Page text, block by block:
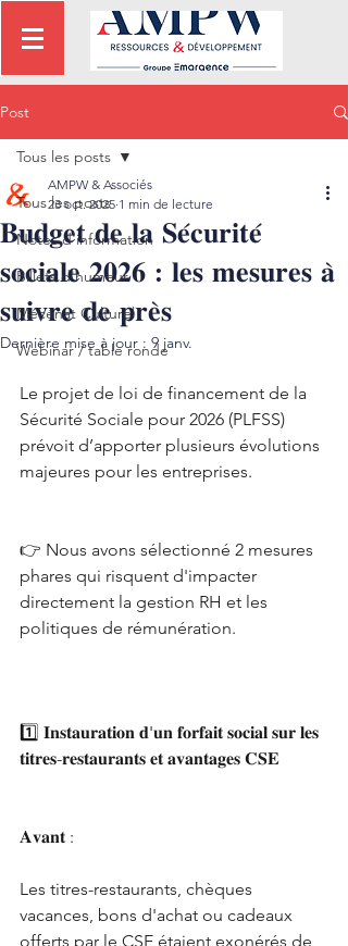
Post
Tous les posts
Notes d'information
Billets d'humeur
Mécénat Culturel
Webinar / table ronde
Tous les posts
𝐁𝐮𝐝𝐠𝐞𝐭 𝐝𝐞 𝐥𝐚 𝐒𝐞́𝐜𝐮𝐫𝐢𝐭𝐞́
𝐬𝐨𝐜𝐢𝐚𝐥𝐞 𝟐𝟎𝟐𝟔 : 𝐥𝐞𝐬 𝐦𝐞𝐬𝐮𝐫𝐞𝐬 𝐚̀
𝐬𝐮𝐢𝐯𝐫𝐞 𝐝𝐞 𝐩𝐫𝐞̀𝐬
AMPW & Associés
23 oct. 2025 1 min de lecture
Dernière mise à jour : 9 janv.
Le projet de loi de financement de la
Sécurité Sociale pour 2026 (PLFSS)
prévoit d’apporter plusieurs évolutions
majeures pour les entreprises.
👉 Nous avons sélectionné 2 mesures
phares qui risquent d'impacter
directement la gestion RH et les
politiques de rémunération.
1️⃣ 𝐈𝐧𝐬𝐭𝐚𝐮𝐫𝐚𝐭𝐢𝐨𝐧 𝐝'𝐮𝐧 𝐟𝐨𝐫𝐟𝐚𝐢𝐭 𝐬𝐨𝐜𝐢𝐚𝐥 𝐬𝐮𝐫 𝐥𝐞𝐬
𝐭𝐢𝐭𝐫𝐞𝐬-𝐫𝐞𝐬𝐭𝐚𝐮𝐫𝐚𝐧𝐭𝐬 𝐞𝐭 𝐚𝐯𝐚𝐧𝐭𝐚𝐠𝐞𝐬 𝐂𝐒𝐄
𝐀𝐯𝐚𝐧𝐭 :
Les titres-restaurants, chèques
vacances, bons d'achat ou cadeaux
offerts par le CSE étaient exonérés de